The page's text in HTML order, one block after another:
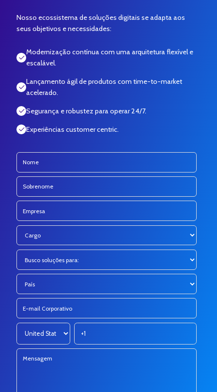
Nosso ecossistema de soluções digitais se adapta aos
seus objetivos e necessidades:
Modernização contínua com uma arquitetura flexível e
escalável.
Lançamento ágil de produtos com time-to-market
acelerado.
Segurança e robustez para operar 24/7.
Experiências customer centric.